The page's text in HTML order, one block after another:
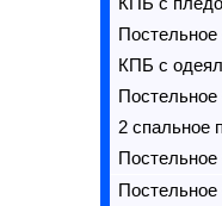
КПБ с
Постельное
2 спальное